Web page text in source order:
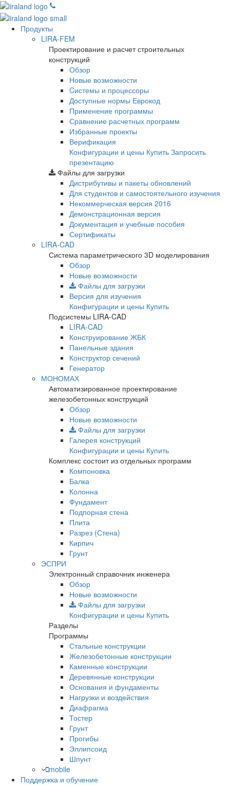
Продукты
LIRA-FEM
Проектирование и расчет строительных
конструкций
Обзор
Новые возможности
Cистемы и процессоры
Доступные нормы Еврокод
Применение программы
Сравнение расчетных программ
Избранные проекты
Верификация
Конфигурации и цены Купить Запросить
презентацию
Файлы для загрузки
Дистрибутивы и пакеты обновлений
Для студентов и самостоятельного изучения
Некоммерческая версия 2016
Демонстрационная версия
Документация и учебные пособия
Сертификаты
LIRA-CAD
Система параметрического 3D моделирования
Обзор
Новые возможности
Файлы для загрузки
Версия для изучения
Конфигурации и цены Купить
Подсистемы LIRA-CAD
LIRA-CAD
Конструирование ЖБК
Панельные здания
Конструктор сечений
Генератор
МОНОМАХ
Автоматизированное проектирование
железобетонных конструкций
Обзор
Новые возможности
Файлы для загрузки
Галерея конструкций
Конфигурации и цены Купить
Комплекс состоит из отдельных программ
Компоновка
Балка
Колонна
Фундамент
Подпорная стена
Плита
Разрез (Стена)
Кирпич
Грунт
ЭСПРИ
Электронный справочник инженера
Обзор
Новые возможности
Файлы для загрузки
Конфигурации и цены Купить
Разделы
Программы
Стальные конструкции
Железобетонные конструкции
Каменные конструкции
Деревянные конструкции
Основания и фундаменты
Нагрузки и воздействия
Диафрагма
Тостер
Грунт
Прогибы
Эллипсоид
Шпунт
mobile
Поддержка и обучение